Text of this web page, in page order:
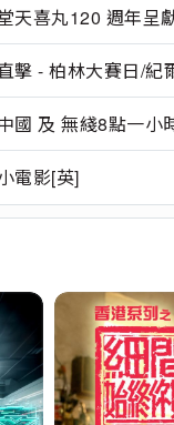
天喜丸120 週年呈
]
擊 - 柏林大賽日/紀
會]
國 及 無綫8點一小
約: 天氣報告
電影[英]